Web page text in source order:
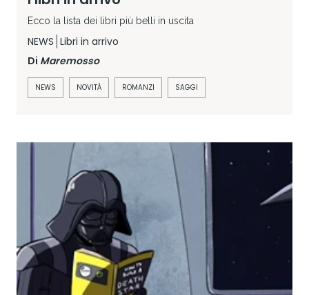
Ecco la lista dei libri più belli in uscita
NEWS Libri in arrivo
Di Maremosso
NEWS NOVITÀ ROMANZI SAGGI